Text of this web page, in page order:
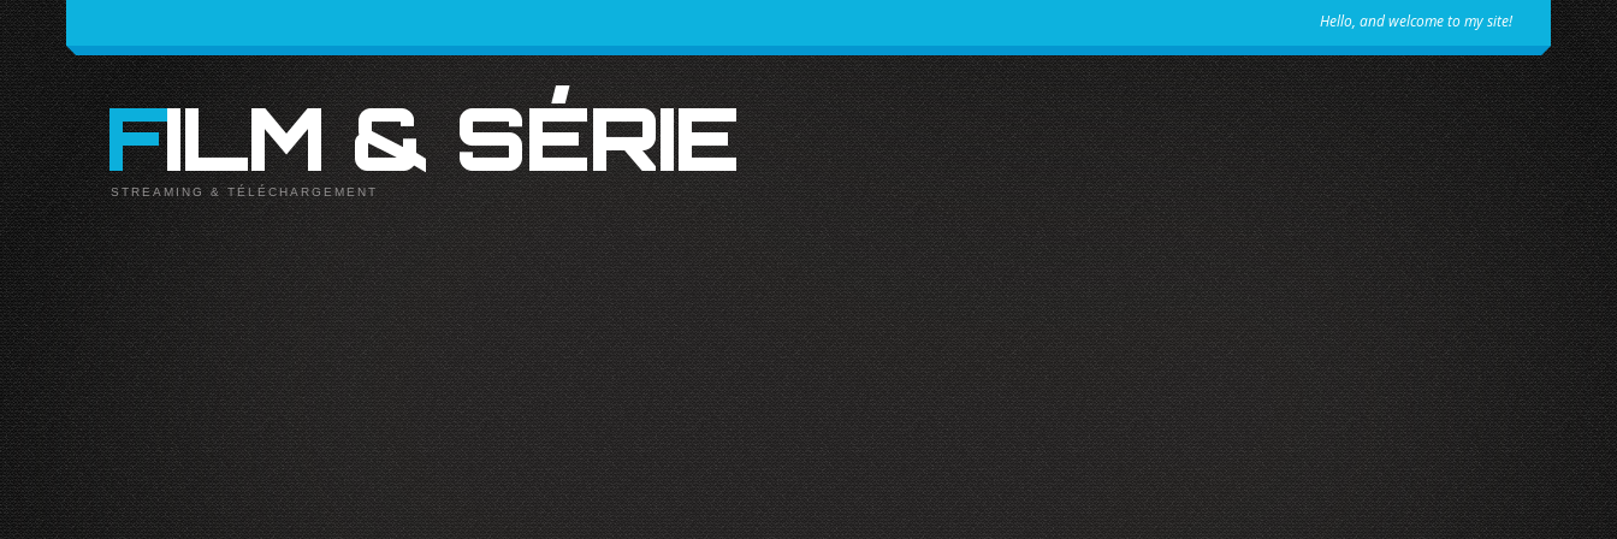
Hello, and welcome to my site!
FILM & SÉRIE
STREAMING & TÉLÉCHARGEMENT